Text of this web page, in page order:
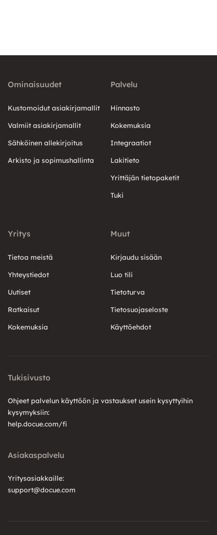
Ominaisuudet
Kustomoidut asiakirjamallit
Valmiit asiakirjamallit
Sähköinen allekirjoitus
Arkisto ja sopimushallinta
Palvelu
Hinnasto
Kokemuksia
Integraatiot
Lakitieto
Yrittäjän tietopaketit
Tuki
Yritys
Tietoa meistä
Yhteystiedot
Uutiset
Ratkaisut
Kokemuksia
Muut
Kirjaudu sisään
Luo tili
Tietoturva
Tietosuojaseloste
Käyttöehdot
Tukisivusto
Ohjeet palvelun käyttöön ja vastaukset usein kysyttyihin
kysymyksiin:
help.docue.com/fi
Asiakaspalvelu
Yritysasiakkaille:
support@docue.com